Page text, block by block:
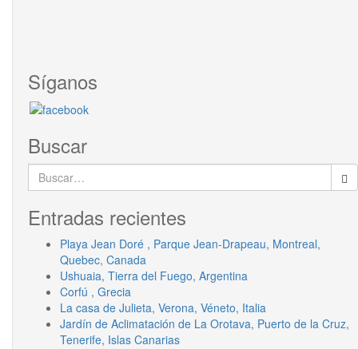
Síganos
Buscar
Buscar:
Entradas recientes
Playa Jean Doré , Parque Jean-Drapeau, Montreal,
Quebec, Canada
Ushuaia, Tierra del Fuego, Argentina
Corfú , Grecia
La casa de Julieta, Verona, Véneto, Italia
Jardín de Aclimatación de La Orotava, Puerto de la Cruz,
Tenerife, Islas Canarias